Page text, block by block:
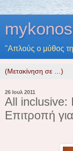
"Απλούς ο μύθος
26 Ιουλ 2011
All inclusive:
Επιτροπή